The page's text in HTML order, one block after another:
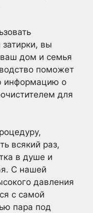
затирки, вы
дом и семья
поможет
информацию о
для
всякий раз,
в душе и
С нашей
давления
с самой
пара под